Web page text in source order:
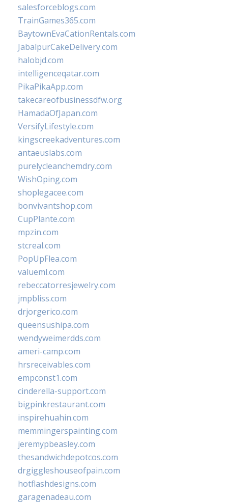
salesforceblogs.com
TrainGames365.com
BaytownEvaCationRentals.com
JabalpurCakeDelivery.com
halobjd.com
intelligenceqatar.com
PikaPikaApp.com
takecareofbusinessdfw.org
HamadaOfJapan.com
VersifyLifestyle.com
kingscreekadventures.com
antaeuslabs.com
purelycleanchemdry.com
WishOping.com
shoplegacee.com
bonvivantshop.com
CupPlante.com
mpzin.com
stcreal.com
PopUpFlea.com
valueml.com
rebeccatorresjewelry.com
jmpbliss.com
drjorgerico.com
queensushipa.com
wendyweimerdds.com
ameri-camp.com
hrsreceivables.com
empconst1.com
cinderella-support.com
bigpinkrestaurant.com
inspirehuahin.com
memmingerspainting.com
jeremypbeasley.com
thesandwichdepotcos.com
drgiggleshouseofpain.com
hotflashdesigns.com
garagenadeau.com